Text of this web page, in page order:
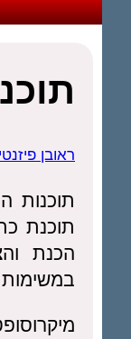
ראובן פיזנטי
במשימות